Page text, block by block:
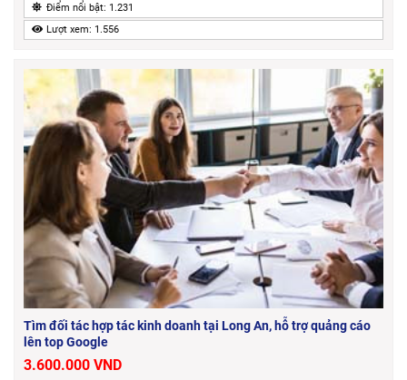
Điểm nổi bật: 1.231
Lượt xem: 1.556
Tìm đối tác hợp tác kinh doanh tại Long An, hỗ trợ quảng cáo
lên top Google
3.600.000 VND